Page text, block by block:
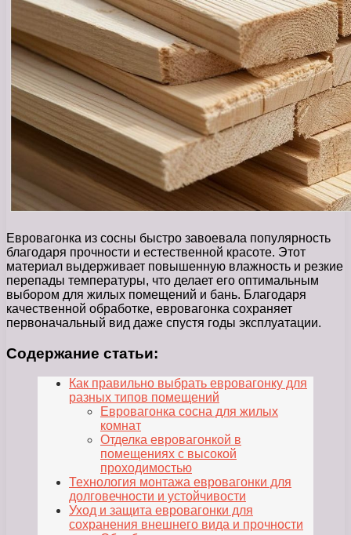
Евровагонка из сосны быстро завоевала популярность
благодаря прочности и естественной красоте. Этот
материал выдерживает повышенную влажность и резкие
перепады температуры, что делает его оптимальным
выбором для жилых помещений и бань. Благодаря
качественной обработке, евровагонка сохраняет
первоначальный вид даже спустя годы эксплуатации.
Содержание статьи:
Как правильно выбрать евровагонку для
разных типов помещений
Евровагонка сосна для жилых
комнат
Отделка евровагонкой в
помещениях с высокой
проходимостью
Технология монтажа евровагонки для
долговечности и устойчивости
Уход и защита евровагонки для
сохранения внешнего вида и прочности